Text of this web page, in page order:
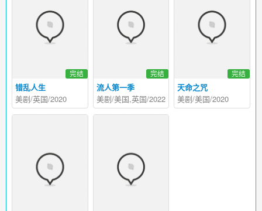
错乱人生
完结
美剧/英国/2020
流人第一季
完结
美剧/美国,英国/2022
天命之咒
完结
美剧/美国/2020